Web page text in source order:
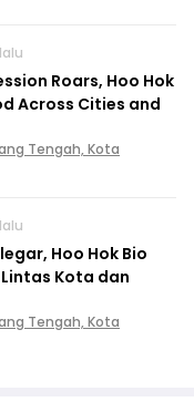
Roars, Hoo Hok
Across Cities and
Tengah, Kota
Hoo Hok Bio
Kota dan
Tengah, Kota